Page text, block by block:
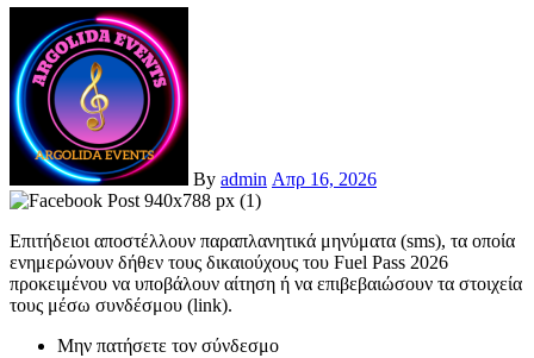
By admin Απρ 16, 2026
Επιτήδειοι αποστέλλουν παραπλανητικά μηνύματα (sms), τα οποία
ενημερώνουν δήθεν τους δικαιούχους του Fuel Pass 2026
προκειμένου να υποβάλουν αίτηση ή να επιβεβαιώσουν τα στοιχεία
τους μέσω συνδέσμου (link).
Μην πατήσετε τον σύνδεσμο